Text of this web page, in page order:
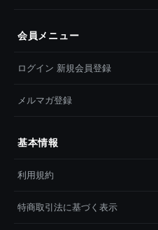
会員メニュー
ログイン 新規会員登録
メルマガ登録
基本情報
利用規約
特商取引法に基づく表示